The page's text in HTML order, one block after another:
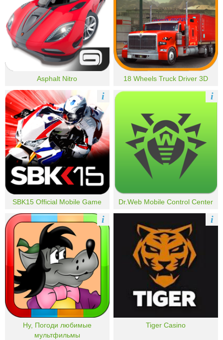
Asphalt Nitro 18 Wheels Truck Driver 3D
SBK15 Official Mobile Game
i
Dr.Web Mobile Control Center
i
Ну, Погоди любимые
мультфильмы
i
Tiger Casino
i